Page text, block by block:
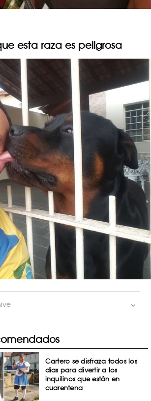
esta raza es peligrosa
Cartero se disfraza todos los
días para divertir a los
inquilinos que están en
cuarentena